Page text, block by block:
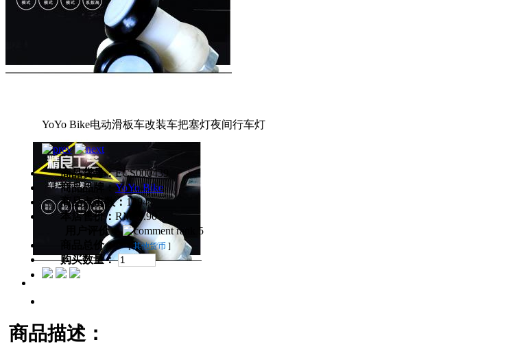
YoYo Bike电动滑板车改装车把塞灯夜间行车灯
商品货号：ECS000439
商品品牌：YoYo Bike
商品点击数： 1294
本店售价： RM49.90
用户评价：
商品总价：
[其他货币 ]
购买数量：
商品描述：